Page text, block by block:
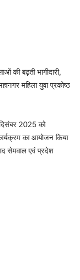
की बढ़ती भागीदारी,
महिला युवा प्रकोष्ठ
2025 को
का आयोजन किया
सेमवाल एवं प्रदेश